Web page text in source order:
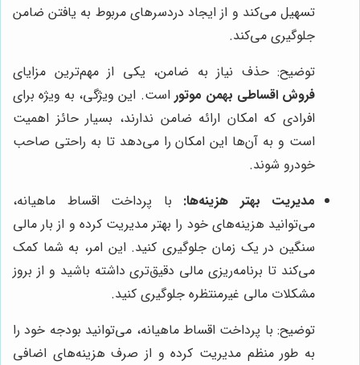
تسهیل می‌کند و از ایجاد دردسرهای مربوط به یافتن ضامن
جلوگیری می‌کند.
توضیح: حذف نیاز به ضامن، یکی از مهم‌ترین مزایای
فروش اقساطی بهمن موتور است. این ویژگی، به ویژه برای
افرادی که امکان ارائه ضامن ندارند، بسیار حائز اهمیت
است و به آن‌ها این امکان را می‌دهد تا به راحتی صاحب
خودرو شوند.
مدیریت بهتر هزینه‌ها: با پرداخت اقساط ماهیانه،
می‌توانید هزینه‌های خود را بهتر مدیریت کرده و از بار مالی
سنگین در یک زمان جلوگیری کنید. این امر، به شما کمک
می‌کند تا برنامه‌ریزی مالی دقیق‌تری داشته باشید و از بروز
مشکلات مالی غیرمنتظره جلوگیری کنید.
توضیح: با پرداخت اقساط ماهیانه، می‌توانید بودجه خود را
به طور منظم مدیریت کرده و از صرف هزینه‌های اضافی